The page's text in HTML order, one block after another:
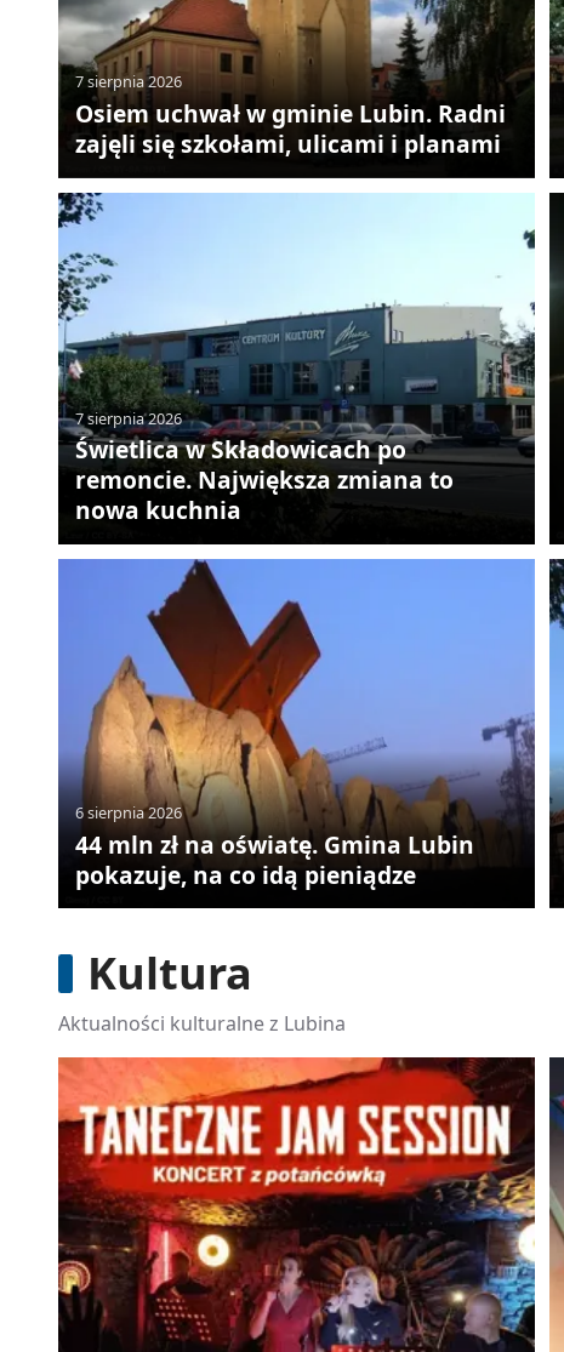
7 sierpnia 2026
Osiem uchwał w gminie Lubin. Radni
zajęli się szkołami, ulicami i planami
7 sierpnia 2026
Świetlica w Składowicach po
remoncie. Największa zmiana to
nowa kuchnia
6 sierpnia 2026
44 mln zł na oświatę. Gmina Lubin
pokazuje, na co idą pieniądze
Kultura
Aktualności kulturalne z Lubina